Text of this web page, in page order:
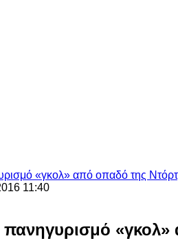
11:40
πανηγυρισμό